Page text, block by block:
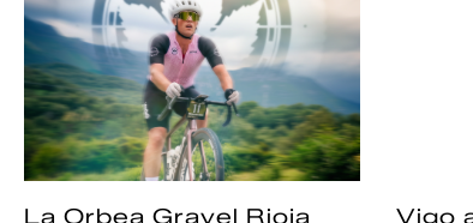
La Orbea Gravel Rioja
Vigo